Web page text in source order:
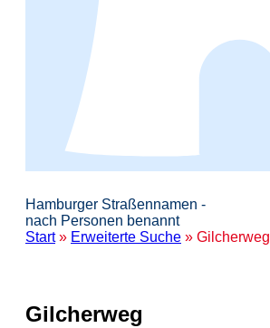
Hamburger Straßennamen -
nach Personen benannt
Start» Erweiterte Suche » Gilcherweg
Gilcherweg